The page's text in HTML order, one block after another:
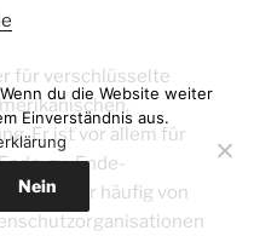
für verschlüsselte
Er ist vor allem für
zu-Ende-
daher häufig von
du die Website weiter
Einverständnis aus.
Nein